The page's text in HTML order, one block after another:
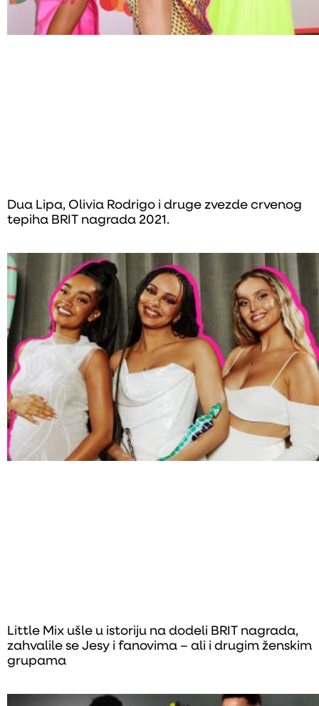
Dua Lipa, Olivia Rodrigo i druge zvezde crvenog
tepiha BRIT nagrada 2021.
Little Mix ušle u istoriju na dodeli BRIT nagrada,
zahvalile se Jesy i fanovima – ali i drugim ženskim
grupama